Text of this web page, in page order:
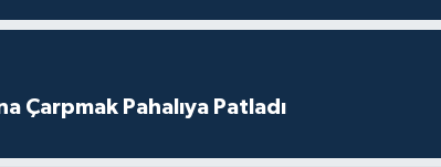
Çarpmak Pahalıya Patladı